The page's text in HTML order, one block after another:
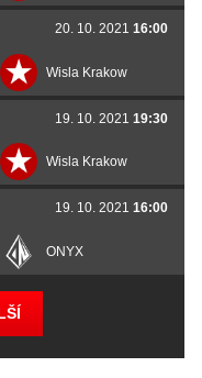
Wisla Krakow
20. 10. 2021 16:00
Wisla Krakow
19. 10. 2021 19:30
ONYX
19. 10. 2021 16:00